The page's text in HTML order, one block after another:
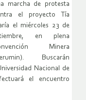
marcha de protesta
el proyecto Tía
el miércoles 23 de
en plena
Minera
Buscarán
Nacional de
el encuentro